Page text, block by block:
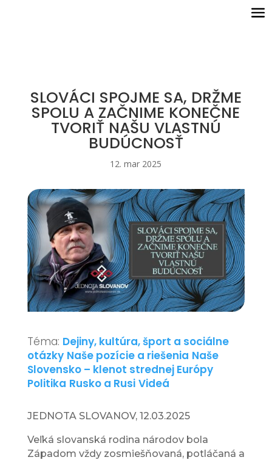
SLOVÁCI SPOJME SA, DRŽME
SPOLU A ZAČNIME KONEČNE
TVORIŤ NAŠU VLASTNÚ
BUDÚCNOSŤ
12. mar 2025
Téma: Dejiny, kultúra, šport a sociálne
otázky Naše pozície a riešenia Naše
Slovensko – klenot strednej Európy
Politika Rusko a Rusi Videá
JEDNOTA SLOVANOV, 12.03.2025
Veľká slovanská rodina národov bola
Západom vždy zosmiešňovaná, potláčaná a